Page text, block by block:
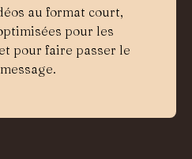
au format court,
pour les
pour faire passer le